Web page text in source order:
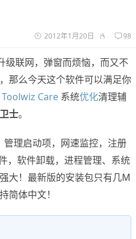
2012年1月20日 98
级联网，弹窗而烦恼，而又不
那么今天这个软件可以满足你
Toolwiz Care 系统优化清理辅
士。
管理启动项，网速监控，注册
，软件卸载，进程管理、系统
大！最新版的安装包只有几M
简体中文！